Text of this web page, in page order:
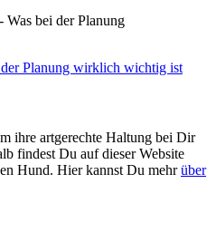
Pla­nung wirk­lich wich­tig ist
ihre artgerechte Haltung bei Dir
findest Du auf dieser Website
Hund. Hier kannst Du mehrüber